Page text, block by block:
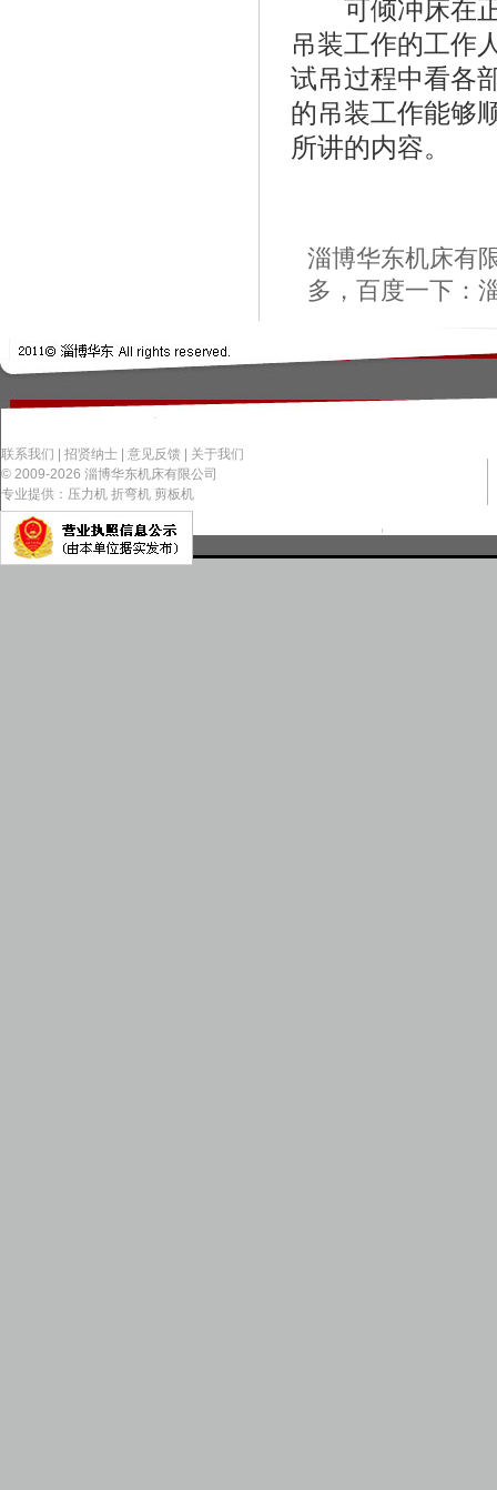
可倾冲床在正
吊装工作的工作
试吊过程中看各
的吊装工作能够
所讲的内容。
淄博华东机床有
多，百度一下：
联系我们 招贤纳士 意见反馈
关于我们
© 2009-2026 淄博华东机床有限公司
专业提供：压力机 折弯机 剪板机